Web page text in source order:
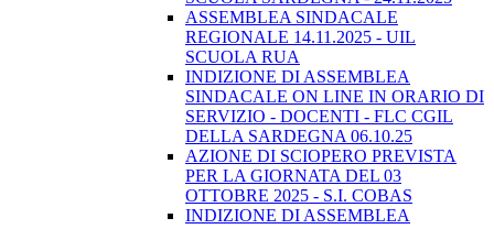
ASSEMBLEA SINDACALE
REGIONALE 14.11.2025 - UIL
SCUOLA RUA
INDIZIONE DI ASSEMBLEA
SINDACALE ON LINE IN ORARIO DI
SERVIZIO - DOCENTI - FLC CGIL
DELLA SARDEGNA 06.10.25
AZIONE DI SCIOPERO PREVISTA
PER LA GIORNATA DEL 03
OTTOBRE 2025 - S.I. COBAS
INDIZIONE DI ASSEMBLEA